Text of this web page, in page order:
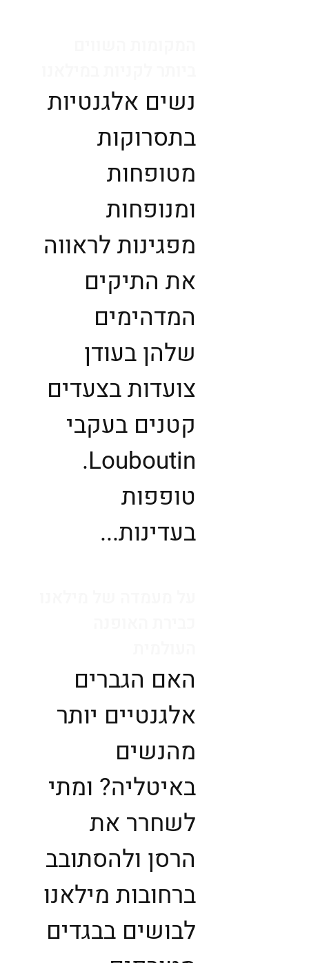
נשים אלגנטיות
בתסרוקות
מטופחות
ומנופחות
מפגינות לראווה
את התיקים
המדהימים
שלהן בעודן
צועדות בצעדים
קטנים בעקבי
Louboutin.
טופפות
בעדינות...
האם הגברים
אלגנטיים יותר
מהנשים
באיטליה? ומתי
לשחרר את
הרסן ולהסתובב
ברחובות מילאנו
לבושים בבגדים